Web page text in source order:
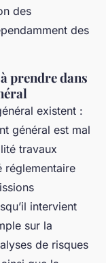
des
des
prendre dans
existent :
général est mal
travaux
réglementaire
intervient
sur la
de risques